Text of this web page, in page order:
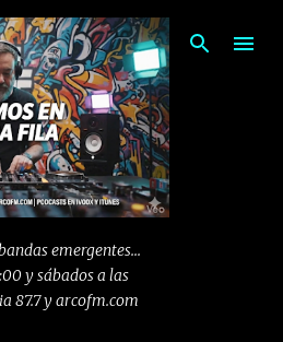
Ir al contenido principal
emergentes...
y sábados a las
87.7 y arcofm.com